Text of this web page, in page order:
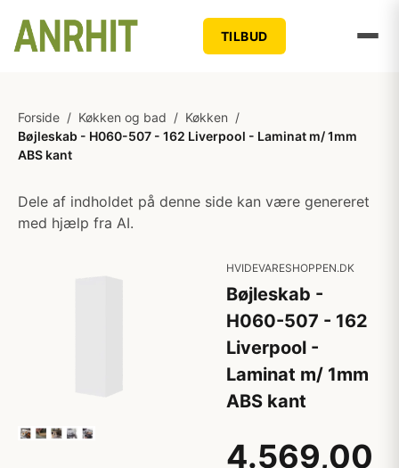
TILBUD
Forside / Køkken og bad / Køkken /
Bøjleskab - H060-507 - 162 Liverpool - Laminat m/ 1mm
ABS kant
Dele af indholdet på denne side kan være genereret
med hjælp fra AI.
HVIDEVARESHOPPEN.DK
Bøjleskab -
H060-507 - 162
Liverpool -
Laminat m/ 1mm
ABS kant
4.569,00